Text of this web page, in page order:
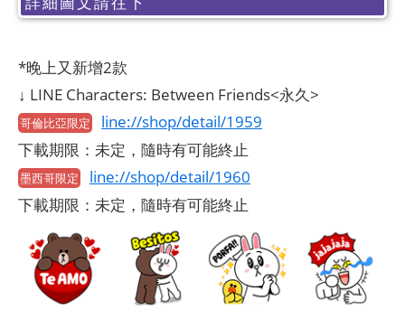
*晚上又新增2款
↓ LINE Characters: Between Friends<永久>
哥倫比亞限定
line://shop/detail/1959
下載期限：未定，隨時有可能終止
墨西哥限定
line://shop/detail/1960
下載期限：未定，隨時有可能終止